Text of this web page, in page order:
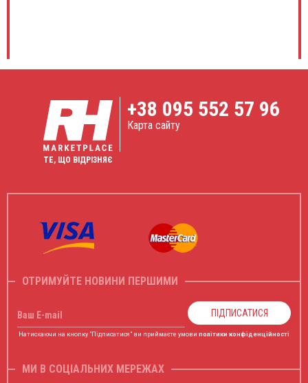
ТЕ, ЩО ВІДРІЗНЯЄ
+38 095 552 57 96
Карта сайту
ОТРИМУЙТЕ НОВИНИ ПЕРШИМИ
Ваш E-mail ПІДПИСАТИСЯ
Натискаючи на кнопку "Підписатися" ви приймаєте умови політики конфіденційності
МИ В СОЦІАЛЬНИХ МЕРЕЖАХ